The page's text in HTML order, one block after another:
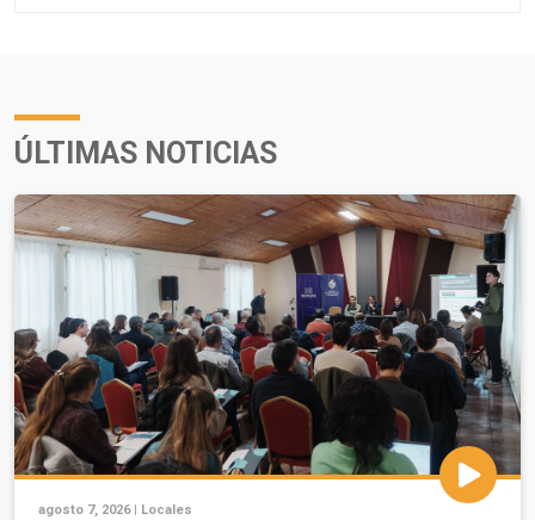
ÚLTIMAS NOTICIAS
agosto 7, 2026 | Locales